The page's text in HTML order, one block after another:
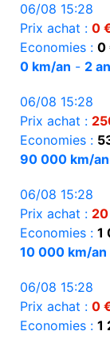
06/08 15:28
Prix achat : 0
Economies : 0
0 km/an - 2
06/08 15:28
Prix achat :
Economies :
90 000 km/an
06/08 15:28
Prix achat :
Economies : 1
10 000 km/an
06/08 15:28
Prix achat : 0
Economies : 1